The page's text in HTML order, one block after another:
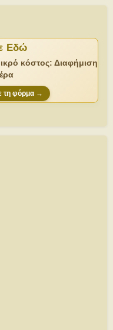
Εδώ
κόστος: Διαφήμιση
τη φόρμα →